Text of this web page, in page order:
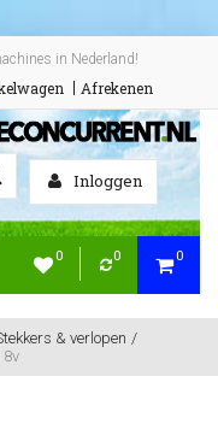
in Nederland!
Afrekenen
Inloggen
0 0 0
& verlopen